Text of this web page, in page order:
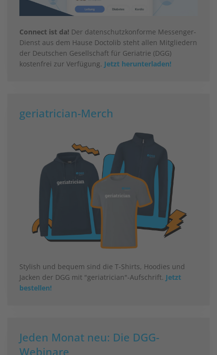
Connect ist da! Der datenschutzkonforme Messenger-
Dienst aus dem Hause Doctolib steht allen Mitgliedern
der Deutschen Gesellschaft für Geriatrie (DGG)
kostenfrei zur Verfügung. Jetzt herunterladen!
geriatrician-Merch
Stylish und bequem sind die T-Shirts, Hoodies und
Jacken der DGG mit "geriatrician"-Aufschrift. Jetzt
bestellen!
Jeden Monat neu: Die DGG-
Webinare